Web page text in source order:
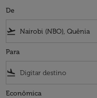
De
flight_takeoff
Para
flight_land
Econômica